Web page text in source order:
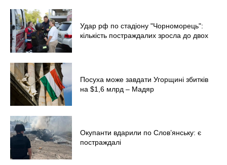
Удар рф по стадіону "Чорноморець":
кількість постраждалих зросла до двох
Посуха може завдати Угорщині збитків
на $1,6 млрд – Мадяр
Окупанти вдарили по Слов’янську: є
постраждалі